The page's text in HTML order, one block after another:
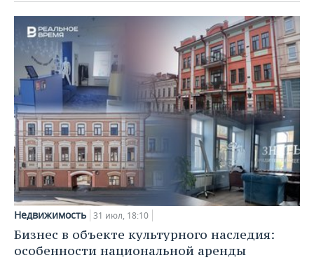
Недвижимость 31 июл, 18:10
Бизнес в объекте культурного наследия:
особенности национальной аренды